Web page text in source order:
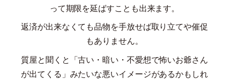
って期限を延ばすことも出来ます。
返済が出来なくても品物を手放せば取り立てや催促
もありません。
質屋と聞くと「古い・暗い・不愛想で怖いお爺さん
が出てくる」みたいな悪いイメージがあるかもしれ